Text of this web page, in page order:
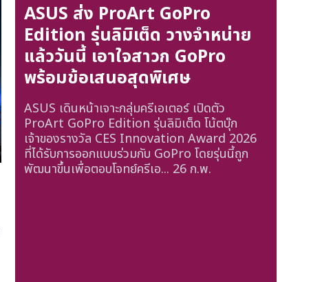
ASUS ส่ง ProArt GoPro
Edition รุ่นลิมิเต็ด วางจำหน่าย
แล้ววันนี้ เอาใจสาวก GoPro
พร้อมข้อเสนอสุดพิเศษ
ASUS เดินหน้าเจาะกลุ่มครีเอเตอร์ เปิดตัว
ProArt GoPro Edition รุ่นลิมิเต็ด โน้ตบุ๊ก
เจ้าของรางวัล CES Innovation Award 2026
ที่ได้รับการออกแบบร่วมกับ GoPro โดยรุ่นนี้ถูก
พัฒนาขึ้นเพื่อตอบโจทย์ครีเอ... 26 ก.พ.